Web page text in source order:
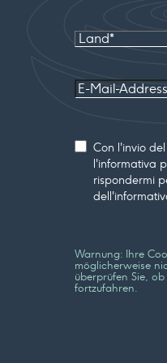
Land
E-Mail-
Consenso
Con l'invio
l'informativa
rispondermi
Warnung: Ihre
möglicherweise
überprüfen Sie,
fortzufahren.